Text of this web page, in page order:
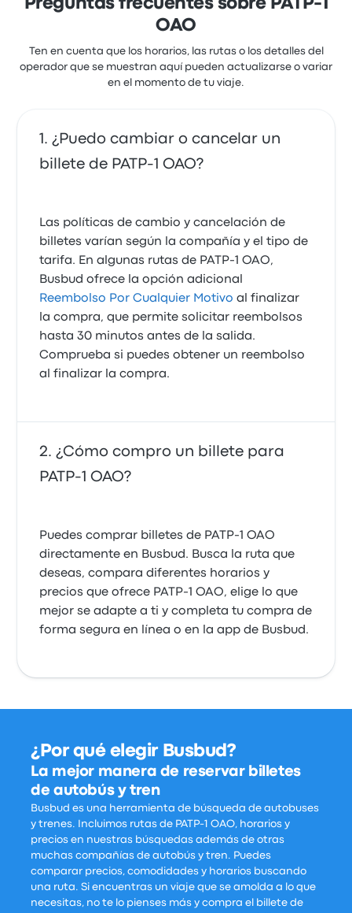
Preguntas frecuentes sobre PATP-1
OAO
Ten en cuenta que los horarios, las rutas o los detalles del
operador que se muestran aquí pueden actualizarse o variar
en el momento de tu viaje.
¿Puedo cambiar o cancelar un
billete de PATP-1 OAO?
Las políticas de cambio y cancelación de
billetes varían según la compañía y el tipo de
tarifa. En algunas rutas de PATP-1 OAO,
Busbud ofrece la opción adicional
Reembolso Por Cualquier Motivo al finalizar
la compra, que permite solicitar reembolsos
hasta 30 minutos antes de la salida.
Comprueba si puedes obtener un reembolso
al finalizar la compra.
¿Cómo compro un billete para
PATP-1 OAO?
Puedes comprar billetes de PATP-1 OAO
directamente en Busbud. Busca la ruta que
deseas, compara diferentes horarios y
precios que ofrece PATP-1 OAO, elige lo que
mejor se adapte a ti y completa tu compra de
forma segura en línea o en la app de Busbud.
¿Por qué elegir Busbud?
La mejor manera de reservar billetes
de autobús y tren
Busbud es una herramienta de búsqueda de autobuses
y trenes. Incluimos rutas de PATP-1 OAO, horarios y
precios en nuestras búsquedas además de otras
muchas compañías de autobús y tren. Puedes
comparar precios, comodidades y horarios buscando
una ruta. Si encuentras un viaje que se amolda a lo que
necesitas, no te lo pienses más y compra el billete de